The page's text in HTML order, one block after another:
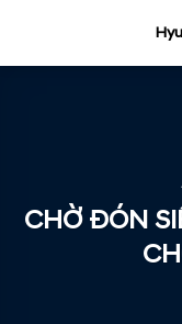
content
CHỜ ĐÓN